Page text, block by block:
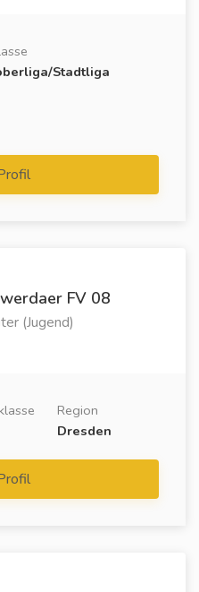
Stadtliga
FV 08
(Jugend)
Region
Dresden